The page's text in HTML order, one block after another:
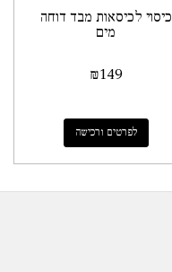
כיסוי לכיסאות מבד דוחה
מים
₪149
לפרטים ורכישה